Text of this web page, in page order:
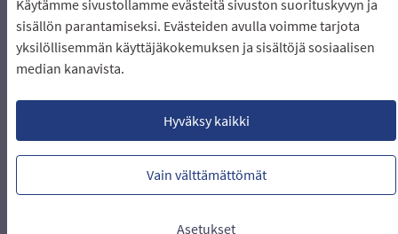
Käytämme sivustollamme evästeitä sivuston suorituskyvyn ja
sisällön parantamiseksi. Evästeiden avulla voimme tarjota
yksilöllisemmän käyttäjäkokemuksen ja sisältöjä sosiaalisen
median kanavista.
Hyväksy kaikki
Vain välttämättömät
Asetukset
Äänestyksen pikaohjeet
Usein kysytyt kysymykset
Näin äänestät Asukasbudjetissa
Lataa avoimet datatiedostot
Evästeasetukset
Verkkosivusto luotuvapaan ohjelmiston